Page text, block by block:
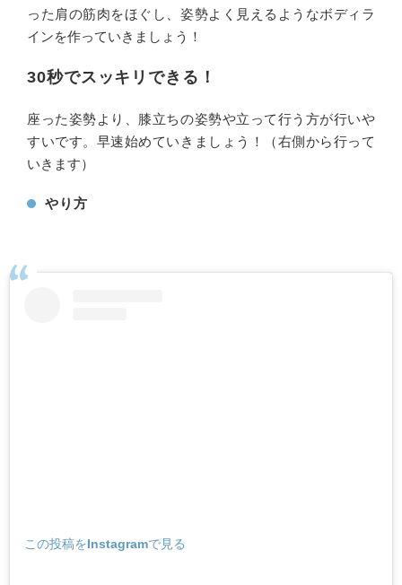
った肩の筋肉をほぐし、姿勢よく見えるようなボディラ
インを作っていきましょう！
30秒でスッキリできる！
座った姿勢より、膝立ちの姿勢や立って行う方が行いや
すいです。早速始めていきましょう！（右側から行って
いきます）
やり方
この投稿をInstagramで見る